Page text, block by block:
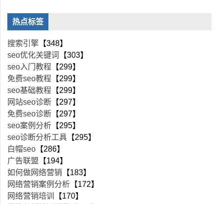
热点标签
搜索引擎 【348】
seo优化关键词
【303】
seo入门教程 【299】
免费seo教程 【299】
seo基础教程 【299】
网站seo诊断 【297】
免费seo诊断 【297】
seo案例分析 【295】
seo诊断分析工具 【295】
白帽seo 【286】
广告联盟 【194】
如何做网络营销 【183】
网络营销案例分析 【172】
网络营销培训
【170】